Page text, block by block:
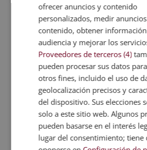
comunicación que no tenga
Igualmente, también es muy
periódico en papel que no tenga su
Por eso, si estás interesado en
periodista de éxito y actualizado
esta es la formación que buscabas.
Con el Máster en Periodismo
aprenderás todos los detalles
actividad dentro de la información.
formarte en las últimas tendencias
ello, estudiarás las técnicas de
lectores más efectivas.
ofrecer anuncios y contenido
personalizados, medir
contenido, obtener
audiencia y mejorar los
Proveedores de terceros (4)
pueden procesar sus datos
otros fines, incluido el uso de
geolocalización precisos y
del dispositivo. Sus elecciones
solo a este sitio web. Algunos
pueden basarse en el interés
lugar del consentimiento; tiene